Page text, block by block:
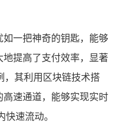
一把神奇的钥匙，能够
提高了支付效率，显著
，其利用区块链技术搭
速通道，能够实现实时
速流动。